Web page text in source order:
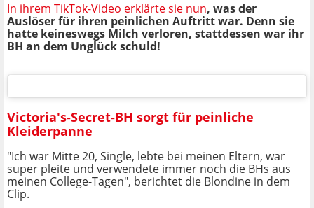
In ihrem TikTok-Video erklärte sie nun, was der
Auslöser für ihren peinlichen Auftritt war. Denn sie
hatte keineswegs Milch verloren, stattdessen war ihr
BH an dem Unglück schuld!
Victoria's-Secret-BH sorgt für peinliche
Kleiderpanne
"Ich war Mitte 20, Single, lebte bei meinen Eltern, war
super pleite und verwendete immer noch die BHs aus
meinen College-Tagen", berichtet die Blondine in dem
Clip.